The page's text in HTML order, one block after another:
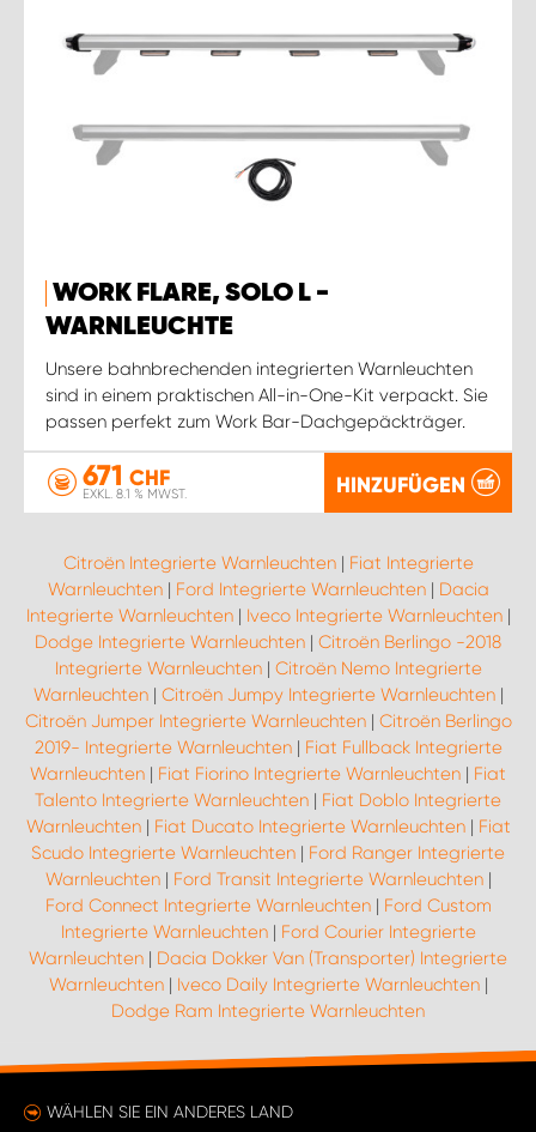
WORK FLARE, SOLO L -
WARNLEUCHTE
Unsere bahnbrechenden integrierten Warnleuchten
sind in einem praktischen All-in-One-Kit verpackt. Sie
passen perfekt zum Work Bar-Dachgepäckträger.
671 CHF
EXKL. 8.1 % MWST. HINZUFÜGEN
Citroën Integrierte Warnleuchten| Fiat Integrierte
Warnleuchten| Ford Integrierte Warnleuchten| Dacia
Integrierte Warnleuchten| Iveco Integrierte Warnleuchten|
Dodge Integrierte Warnleuchten | Citroën Berlingo -2018
Integrierte Warnleuchten| Citroën Nemo Integrierte
Warnleuchten| Citroën Jumpy Integrierte Warnleuchten|
Citroën Jumper Integrierte Warnleuchten| Citroën Berlingo
2019- Integrierte Warnleuchten| Fiat Fullback Integrierte
Warnleuchten | Fiat Fiorino Integrierte Warnleuchten | Fiat
Talento Integrierte Warnleuchten | Fiat Doblo Integrierte
Warnleuchten| Fiat Ducato Integrierte Warnleuchten| Fiat
Scudo Integrierte Warnleuchten | Ford Ranger Integrierte
Warnleuchten| Ford Transit Integrierte Warnleuchten|
Ford Connect Integrierte Warnleuchten| Ford Custom
Integrierte Warnleuchten| Ford Courier Integrierte
Warnleuchten | Dacia Dokker Van (Transporter) Integrierte
Warnleuchten| Iveco Daily Integrierte Warnleuchten|
Dodge Ram Integrierte Warnleuchten
WÄHLEN SIE EIN ANDERES LAND